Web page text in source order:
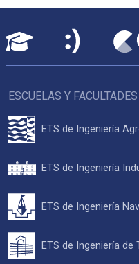
ESCUELAS Y FACULTADES
ETS de Ingeniería
ETS de Ingeniería
ETS de Ingeniería
ETS de Ingeniería